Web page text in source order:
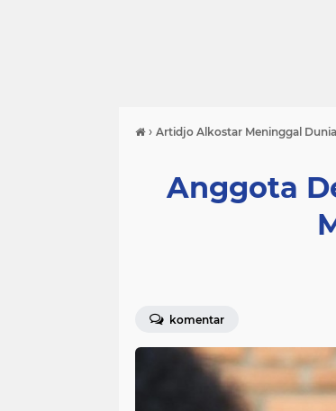
› Artidjo Alkostar Meninggal Dunia
Anggota
komentar